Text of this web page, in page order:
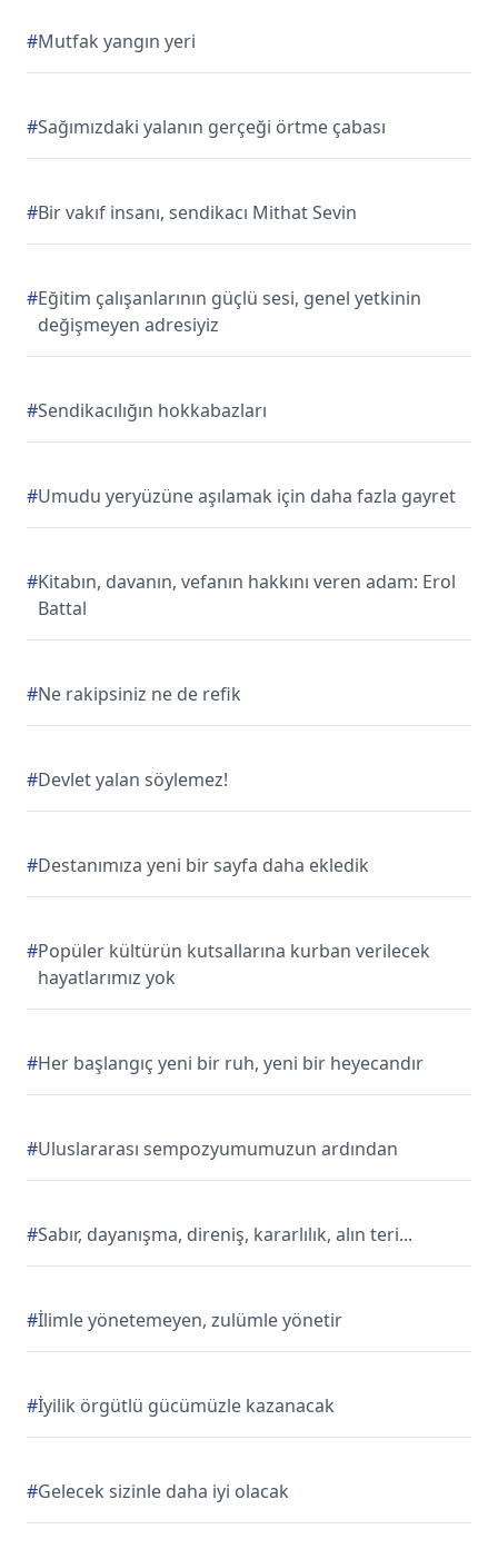
#Mutfak yangın yeri
#Sağımızdaki yalanın gerçeği örtme çabası
#Bir vakıf insanı, sendikacı Mithat Sevin
#Eğitim çalışanlarının güçlü sesi, genel yetkinin
değişmeyen adresiyiz
#Sendikacılığın hokkabazları
#Umudu yeryüzüne aşılamak için daha fazla gayret
#Kitabın, davanın, vefanın hakkını veren adam: Erol
Battal
#Ne rakipsiniz ne de refik
#Devlet yalan söylemez!
#Destanımıza yeni bir sayfa daha ekledik
#Popüler kültürün kutsallarına kurban verilecek
hayatlarımız yok
#Her başlangıç yeni bir ruh, yeni bir heyecandır
#Uluslararası sempozyumumuzun ardından
#Sabır, dayanışma, direniş, kararlılık, alın teri...
#İlimle yönetemeyen, zulümle yönetir
#İyilik örgütlü gücümüzle kazanacak
#Gelecek sizinle daha iyi olacak